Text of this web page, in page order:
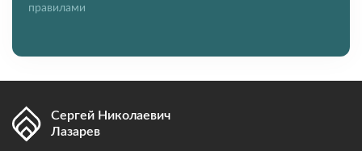
правилами
Сергей Николаевич
Лазарев